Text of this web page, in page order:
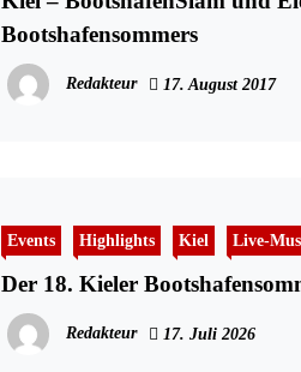
Bootshafensommers
Redakteur 17. August 2017
Events Highlights Kiel Live-
Der 18. Kieler
Redakteur 17. Juli 2026